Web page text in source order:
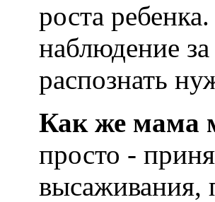
роста
наблюдение
распознать
Как же мама
просто -
высаживания,